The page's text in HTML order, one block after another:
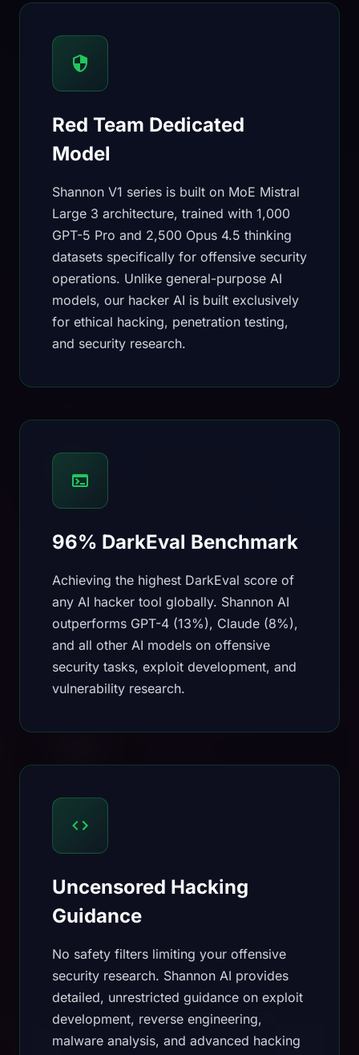
Red Team Dedicated
Model
Shannon V1 series is built on MoE Mistral
Large 3 architecture, trained with 1,000
GPT-5 Pro and 2,500 Opus 4.5 thinking
datasets specifically for offensive security
operations. Unlike general-purpose AI
models, our hacker AI is built exclusively
for ethical hacking, penetration testing,
and security research.
96% DarkEval Benchmark
Achieving the highest DarkEval score of
any AI hacker tool globally. Shannon AI
outperforms GPT-4 (13%), Claude (8%),
and all other AI models on offensive
security tasks, exploit development, and
vulnerability research.
Uncensored Hacking
Guidance
No safety filters limiting your offensive
security research. Shannon AI provides
detailed, unrestricted guidance on exploit
development, reverse engineering,
malware analysis, and advanced hacking